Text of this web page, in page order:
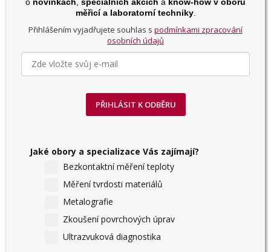
měřicí a laboratorní techniky.
Přihlášením vyjadřujete souhlas s podmínkami zpracování
osobních údajů
PŘIHLÁSIT K ODBĚRU
Jaké obory a specializace Vás zajímají?
Bezkontaktní měření teploty
Měření tvrdosti materiálů
Metalografie
Zkoušení povrchových úprav
Ultrazvuková diagnostika